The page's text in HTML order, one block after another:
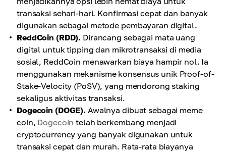
transaksi sehari-hari. Konfirmasi cepat dan banyak
digunakan sebagai metode pembayaran digital.
ReddCoin (RDD). Dirancang sebagai mata uang
digital untuk tipping dan mikrotransaksi di media
sosial, ReddCoin menawarkan biaya hampir nol. Ia
menggunakan mekanisme konsensus unik Proof-of-
Stake-Velocity (PoSV), yang mendorong staking
sekaligus aktivitas transaksi.
Dogecoin (DOGE). Awalnya dibuat sebagai meme
coin, Dogecoin telah berkembang menjadi
cryptocurrency yang banyak digunakan untuk
transaksi cepat dan murah. Rata-rata biayanya